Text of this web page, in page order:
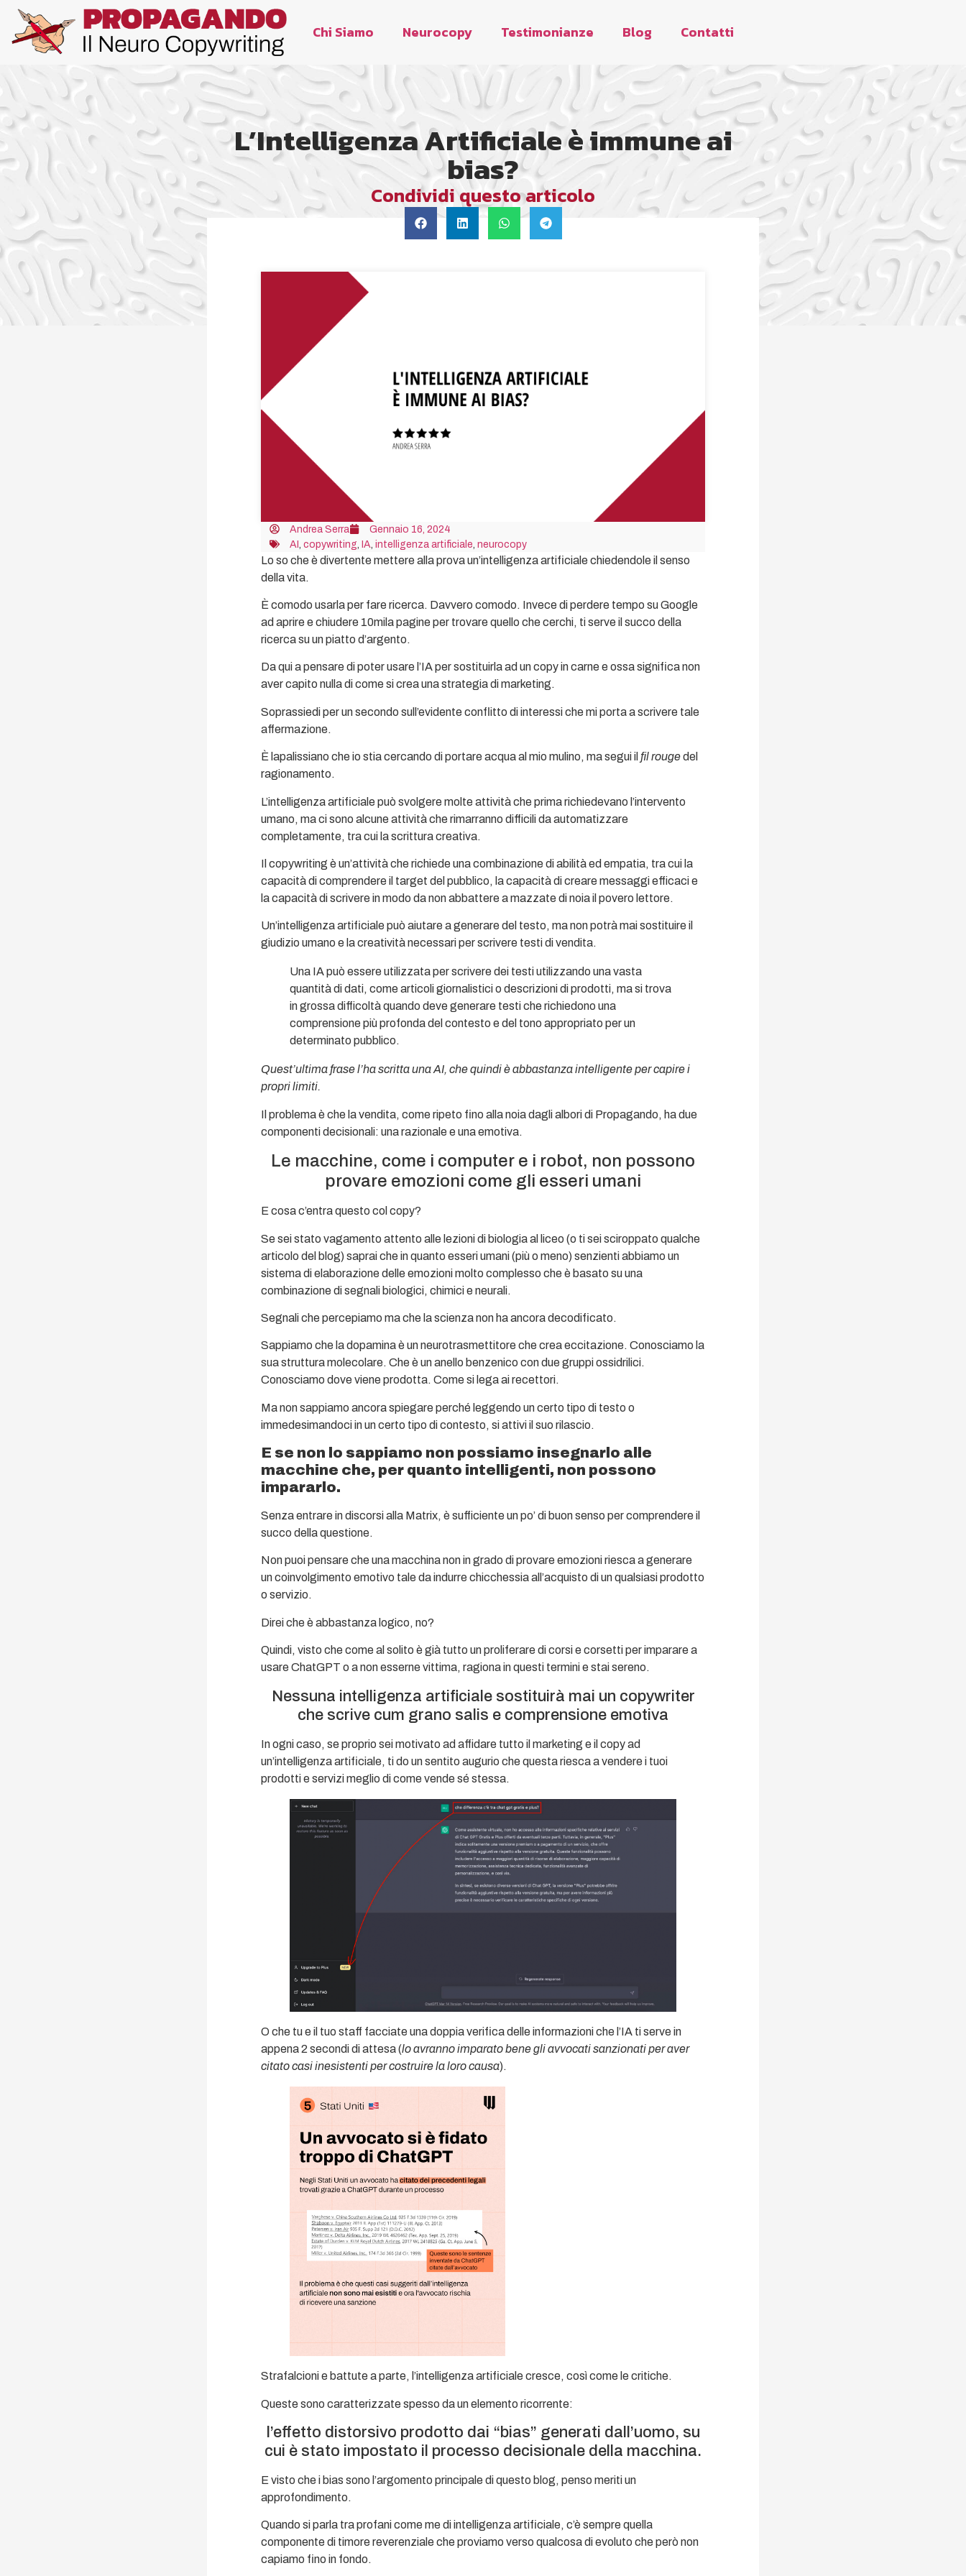
Chi Siamo Neurocopy Testimonianze Blog Contatti
L’Intelligenza Artificiale è immune ai
bias?
Condividi questo articolo
Andrea Serra
Gennaio 16, 2024
AI copywriting IA intelligenza artificiale neurocopy
Lo so che è divertente mettere alla prova un’intelligenza artificiale chiedendole il senso
della vita.
È comodo usarla per fare ricerca. Davvero comodo. Invece di perdere tempo su Google
ad aprire e chiudere 10mila pagine per trovare quello che cerchi, ti serve il succo della
ricerca su un piatto d’argento.
Da qui a pensare di poter usare l’IA per sostituirla ad un copy in carne e ossa significa non
aver capito nulla di come si crea una strategia di marketing.
Soprassiedi per un secondo sull’evidente conflitto di interessi che mi porta a scrivere tale
affermazione.
È lapalissiano che io stia cercando di portare acqua al mio mulino, ma segui il fil rougedel
ragionamento.
L’intelligenza artificiale può svolgere molte attività che prima richiedevano l’intervento
umano, ma ci sono alcune attività che rimarranno difficili da automatizzare
completamente, tra cui la scrittura creativa.
Il copywriting è un’attività che richiede una combinazione di abilità ed empatia, tra cui la
capacità di comprendere il target del pubblico, la capacità di creare messaggi efficaci e
la capacità di scrivere in modo da non abbattere a mazzate di noia il povero lettore.
Un’intelligenza artificiale può aiutare a generare del testo, ma non potrà mai sostituire il
giudizio umano e la creatività necessari per scrivere testi di vendita.
Una IA può essere utilizzata per scrivere dei testi utilizzando una vasta
quantità di dati, come articoli giornalistici o descrizioni di prodotti, ma si trova
in grossa difficoltà quando deve generare testi che richiedono una
comprensione più profonda del contesto e del tono appropriato per un
determinato pubblico.
Quest’ultima frase l’ha scritta una AI, che quindi è abbastanza intelligente per capire i
propri limiti.
Il problema è che la vendita, come ripeto fino alla noia dagli albori di Propagando, ha due
componenti decisionali: una razionale e una emotiva.
Le macchine, come i computer e i robot, non possono
provare emozioni come gli esseri umani
E cosa c’entra questo col copy?
Se sei stato vagamento attento alle lezioni di biologia al liceo (o ti sei sciroppato qualche
articolo del blog) saprai che in quanto esseri umani (più o meno) senzienti abbiamo un
sistema di elaborazione delle emozioni molto complesso che è basato su una
combinazione di segnali biologici, chimici e neurali.
Segnali che percepiamo ma che la scienza non ha ancora decodificato.
Sappiamo che la dopamina è un neurotrasmettitore che crea eccitazione. Conosciamo la
sua struttura molecolare. Che è un anello benzenico con due gruppi ossidrilici.
Conosciamo dove viene prodotta. Come si lega ai recettori.
Ma non sappiamo ancora spiegare perché leggendo un certo tipo di testo o
immedesimandoci in un certo tipo di contesto, si attivi il suo rilascio.
E se non lo sappiamo non possiamo insegnarlo alle
macchine che, per quanto intelligenti, non possono
impararlo.
Senza entrare in discorsi alla Matrix, è sufficiente un po’ di buon senso per comprendere il
succo della questione.
Non puoi pensare che una macchina non in grado di provare emozioni riesca a generare
un coinvolgimento emotivo tale da indurre chicchessia all’acquisto di un qualsiasi prodotto
o servizio.
Direi che è abbastanza logico, no?
Quindi, visto che come al solito è già tutto un proliferare di corsi e corsetti per imparare a
usare ChatGPT o a non esserne vittima, ragiona in questi termini e stai sereno.
Nessuna intelligenza artificiale sostituirà mai un copywriter
che scrive cum grano salis e comprensione emotiva
In ogni caso, se proprio sei motivato ad affidare tutto il marketing e il copy ad
un’intelligenza artificiale, ti do un sentito augurio che questa riesca a vendere i tuoi
prodotti e servizi meglio di come vende sé stessa.
O che tu e il tuo staff facciate una doppia verifica delle informazioni che l’IA ti serve in
appena 2 secondi di attesa (lo avranno imparato bene gli avvocati sanzionati per aver
citato casi inesistenti per costruire la loro causa).
Strafalcioni e battute a parte, l’intelligenza artificiale cresce, così come le critiche.
Queste sono caratterizzate spesso da un elemento ricorrente:
l’effetto distorsivo prodotto dai “bias” generati dall’uomo, su
cui è stato impostato il processo decisionale della macchina.
E visto che i bias sono l’argomento principale di questo blog, penso meriti un
approfondimento.
Quando si parla tra profani come me di intelligenza artificiale, c’è sempre quella
componente di timore reverenziale che proviamo verso qualcosa di evoluto che però non
capiamo fino in fondo.